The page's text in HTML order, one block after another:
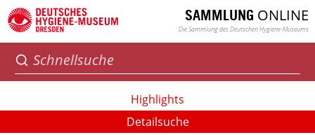
SAMMLUNG ONLINE
Die Sammlung des Deutschen Hygiene-Museums
Highlights
Detailsuche